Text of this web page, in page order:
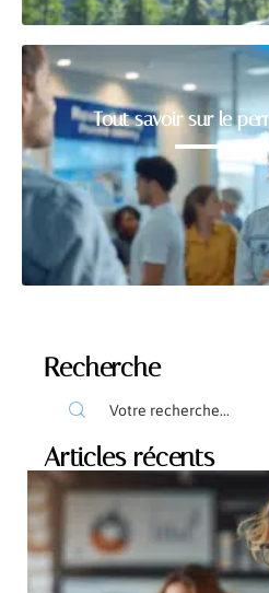
Tout savoir sur le
Recherche
Articles récents